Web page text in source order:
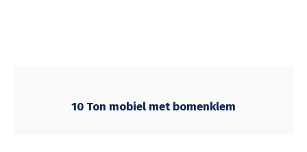
10 Ton mobiel met bomenklem